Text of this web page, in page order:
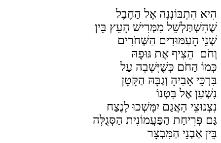
הִיא הִתְבּוֹנְנָה אֶל הַחֶבֶל
שֶׁהִשְׁתַּלְשֵׁל מִמְּרִישׁ הָעֵץ בֵּין
שְׁנֵי הָעַמּוּדִים הַשְּׁחֹרִים
וְחֹם הֵצִיף אֶת גּוּפָהּ
כְּמוֹ הַחֹם כְּשֶׁיָּשְׁבָה עַל
בִּרְכֵּי אָבִיהָ וְגַבָּהּ הַקָּטָן
נִשְׁעַן אֶל בִּטְנוֹ
נִצְנוּצֵי הָאֲגַם יִמָּשְׁכוּ לָנֶצַח
גַּם פְּרִיחַת הַפַּעֲמוֹנִית הַסְּגֻלָּה
בֵּין אַבְנֵי הַמִּבְצָר